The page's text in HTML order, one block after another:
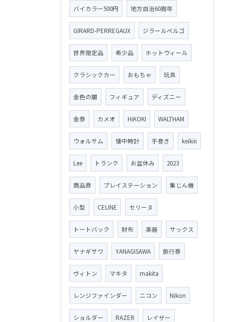
バイカラー500円 地方自治60周年
GIRARD-PERREGAUX ジラールペルゴ
世界限定品 希少品 ホットウィール
クラシックカー おもちゃ 玩具
金色の闇 フィギュア ディズニー
金券 カメオ HiKOKI WALTHAM
ウォルサム 懐中時計 手巻き keikiii
Lee トランク お盆休み 2023
商品券 プレイステーション 集じん機
小型 CELINE セリーヌ
トートバック 財布 楽器 サックス
ヤナギサワ YANAGISAWA 旅行券
ヴィトン マキタ makita
レンジファインダー ニコン Nikon
ショルダー RAZER レイザー